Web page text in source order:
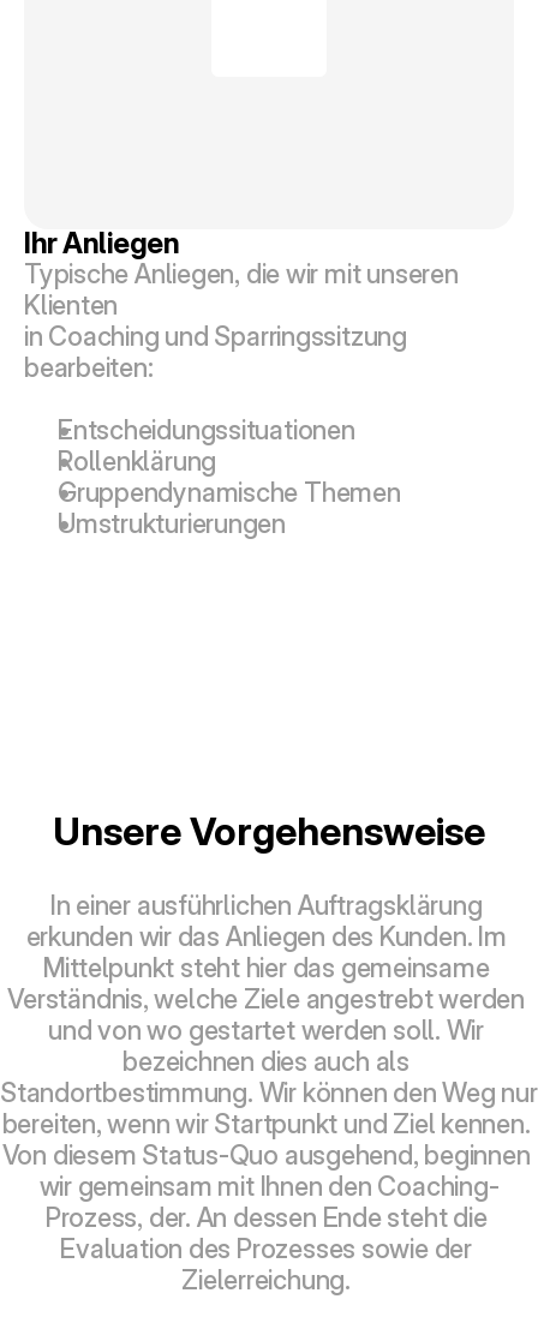
Ihr Anliegen
Typische Anliegen, die wir mit unseren
Klienten
in Coaching und Sparringssitzung
bearbeiten:
Entscheidungssituationen
Rollenklärung
Gruppendynamische Themen
Umstrukturierungen
Unsere Vorgehensweise
In einer ausführlichen Auftragsklärung
erkunden wir das Anliegen des Kunden. Im
Mittelpunkt steht hier das gemeinsame
Verständnis, welche Ziele angestrebt werden
und von wo gestartet werden soll. Wir
bezeichnen dies auch als
Standortbestimmung. Wir können den Weg nur
bereiten, wenn wir Startpunkt und Ziel kennen.
Von diesem Status-Quo ausgehend, beginnen
wir gemeinsam mit Ihnen den Coaching-
Prozess, der. An dessen Ende steht die
Evaluation des Prozesses sowie der
Zielerreichung.